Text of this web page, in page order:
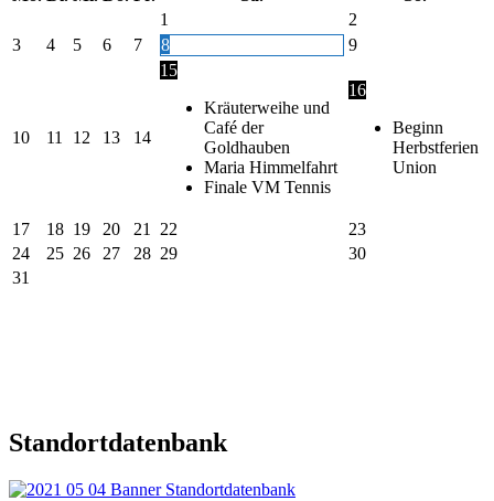
1
2
3
4 5 6 7 8 9
10 11 12 13 14
15
Kräuterweihe und
Café der
Goldhauben
Maria Himmelfahrt
Finale VM Tennis
16
Beginn
Herbstferien
Union
17 18 19 20 21 22
23
24
25 26 27 28 29
30
31
Standortdatenbank